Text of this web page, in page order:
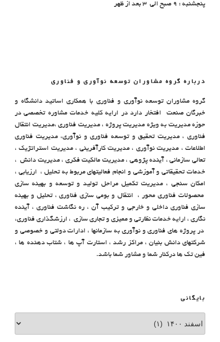
پنجشنبه : ۹ صبح الی ۳ بعد از ظهر
درباره گروه مشاوران توسعه نوآوری و فناوری
گروه مشاوران توسعه نوآوری و فناوری با همکاری اساتید دانشگاه و
خبرگان صنعت افتخار دارد در ارایه کلیه خدمات مشاوره تخصصی در
حوزه مدیریت به ویژه مدیریت پروژه ، مدیریت فناوری ،مدیریت انتقال
فناوری ، مدیریت تحقیق و توسعه فناوری و نوآوری، مدیریت فناوری
اطلاعات ، مدیریت نوآوری ، مدیریت کارآفرینی ، مدیریت استراتژیک ،
تعالی سازمانی ، آینده پژوهی ، مدیریت مالکیت فکری ، مدیریت دانش ،
خدمات تحقیقاتی و آموزشی و انجام فعالیتهای مربوط به تحلیل ، ارزیابی ،
امکان سنجی ، مدیریت تکمیل مراحل تولید و توسعه و بهینه سازی
محصولات فناوری محور ، انتقال و بومی سازی فناوری ، تحلیل و بهینه
سازی فناوری داخلی و خارجی و ترکیب آن ، ره نگاشت فناوری ، آینده
نگاری ، ارایه خدمات نظارتی و ممیزی و تجاری سازی ، ارزشگذاری فناوری،
در پروژه های فناوری و نوآوری به سازمانها ، ادارات دولتی و خصوصی و
شرکتهای دانش بنیان ، مراکز رشد ، استارت آپ ها ، شتاب دهنده ها ،
فین تک ها درکنار شما و مشاور شما باشد.
بایگانی